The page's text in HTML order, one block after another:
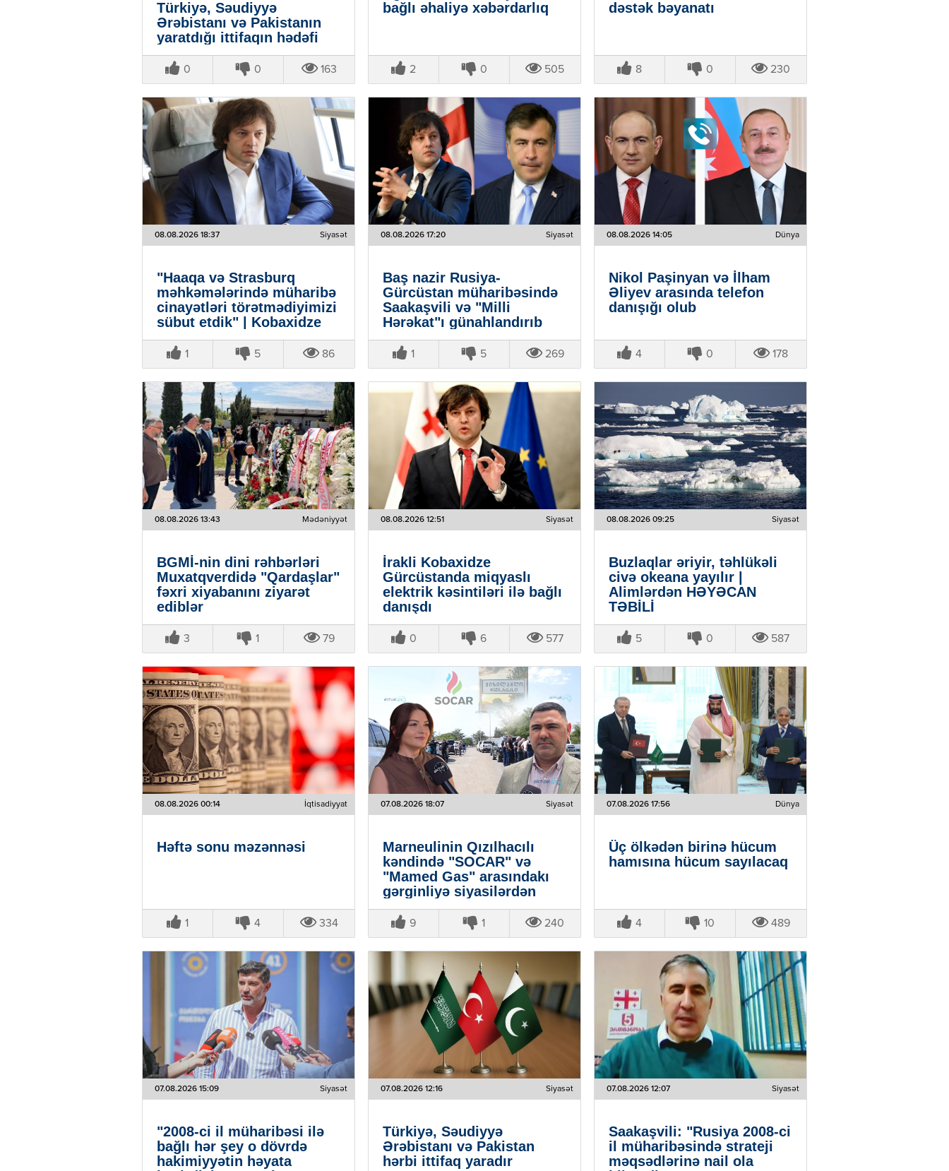
Türkiyə, Səudiyyə
Ərəbistanı və Pakistanın
yaratdığı ittifaqın hədəfi
deyil
0 0 163
bağlı əhaliyə xəbərdarlıq
2 0 505
dəstək bəyanatı
8 0 230
08.08.2026 18:37 Siyasət
"Haaqa və Strasburq
məhkəmələrində müharibə
cinayətləri törətmədiyimizi
sübut etdik" | Kobaxidze
1 5 86
08.08.2026 17:20 Siyasət
Baş nazir Rusiya-
Gürcüstan müharibəsində
Saakaşvili və "Milli
Hərəkat"ı günahlandırıb
1 5 269
08.08.2026 14:05 Dünya
Nikol Paşinyan və İlham
Əliyev arasında telefon
danışığı olub
4 0 178
08.08.2026 13:43 Mədəniyyət
BGMİ-nin dini rəhbərləri
Muxatqverdidə "Qardaşlar"
fəxri xiyabanını ziyarət
ediblər
3 1 79
08.08.2026 12:51 Siyasət
İrakli Kobaxidze
Gürcüstanda miqyaslı
elektrik kəsintiləri ilə bağlı
danışdı
0 6 577
08.08.2026 09:25 Siyasət
Buzlaqlar əriyir, təhlükəli
civə okeana yayılır |
Alimlərdən HƏYƏCAN
TƏBİLİ
5 0 587
08.08.2026 00:14 İqtisadiyyat
Həftə sonu məzənnəsi
1 4 334
07.08.2026 18:07 Siyasət
Marneulinin Qızılhacılı
kəndində "SOCAR" və
"Mamed Gas" arasındakı
gərginliyə siyasilərdən
reaksiyalar - VİDEO
9 1 240
07.08.2026 17:56 Dünya
Üç ölkədən birinə hücum
hamısına hücum sayılacaq
4 10 489
07.08.2026 15:09 Siyasət
"2008-ci il müharibəsi ilə
bağlı hər şey o dövrdə
hakimiyyətin həyata
07.08.2026 12:16 Siyasət
Türkiyə, Səudiyyə
Ərəbistanı və Pakistan
hərbi ittifaq yaradır
07.08.2026 12:07 Siyasət
Saakaşvili: "Rusiya 2008-ci
il müharibəsində strateji
məqsədlərinə nail ola